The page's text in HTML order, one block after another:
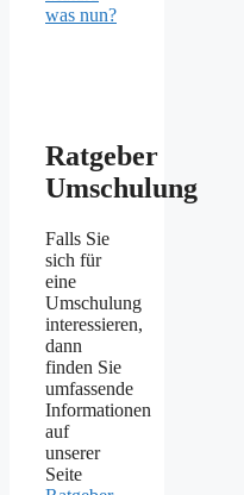
was nun?
Ratgeber
Umschulung
Falls Sie
sich für
eine
Umschulung
interessieren,
dann
finden Sie
umfassende
Informationen
auf
unserer
Seite